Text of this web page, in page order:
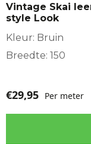
Vintage Skai
style Look
Kleur: Bruin
Breedte: 150
€29,95 Per meter